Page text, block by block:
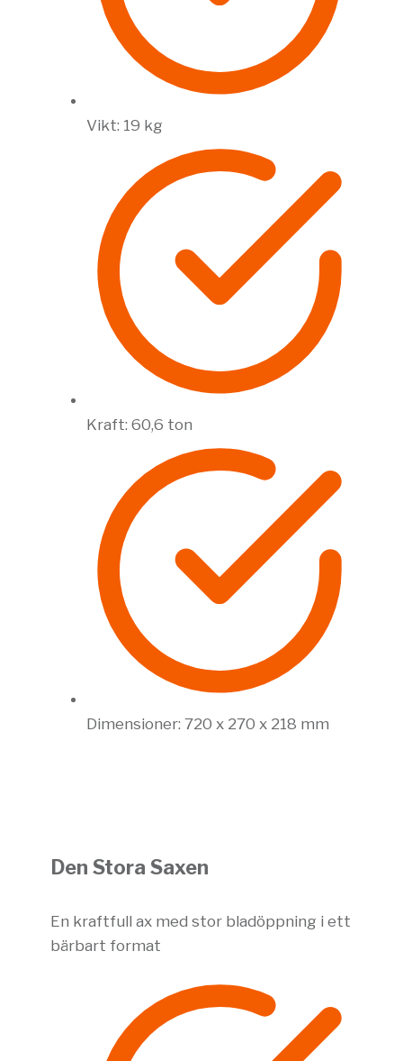
Vikt: 19 kg
Kraft: 60,6 ton
Dimensioner: 720 x 270 x 218 mm
Den Stora Saxen
En kraftfull ax med stor bladöppning i ett
bärbart format